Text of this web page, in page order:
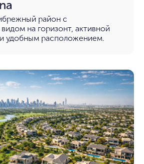
район с
на горизонт, активной
удобным расположением.